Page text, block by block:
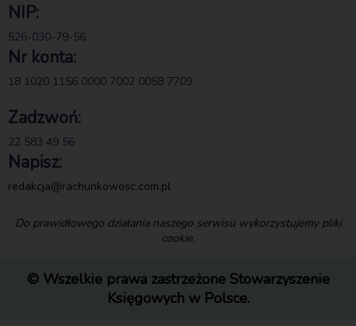
NIP:
526-030-79-56
Nr konta:
18 1020 1156 0000 7002 0058 7709
Zadzwoń:
22 583 49 56
Napisz:
redakcja@rachunkowosc.com.pl
Do prawidłowego działania naszego serwisu wykorzystujemy pliki
cookie.
© Wszelkie prawa zastrzeżone Stowarzyszenie
Księgowych w Polsce.